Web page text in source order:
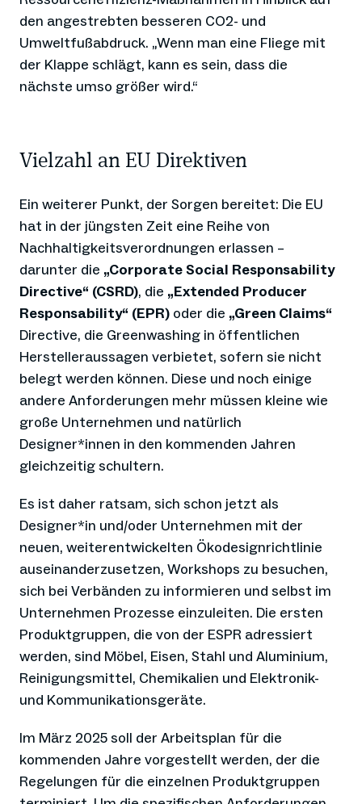
den angestrebten besseren CO2- und
Umweltfußabdruck. „Wenn man eine Fliege mit
der Klappe schlägt, kann es sein, dass die
nächste umso größer wird.“
Vielzahl an EU Direktiven
Ein weiterer Punkt, der Sorgen bereitet: Die EU
hat in der jüngsten Zeit eine Reihe von
Nachhaltigkeitsverordnungen erlassen –
darunter die „Corporate Social Responsability
Directive“ (CSRD), die „Extended Producer
Responsability“ (EPR) oder die „Green Claims“
Directive, die Greenwashing in öffentlichen
Herstelleraussagen verbietet, sofern sie nicht
belegt werden können. Diese und noch einige
andere Anforderungen mehr müssen kleine wie
große Unternehmen und natürlich
Designer*innen in den kommenden Jahren
gleichzeitig schultern.
Es ist daher ratsam, sich schon jetzt als
Designer*in und/oder Unternehmen mit der
neuen, weiterentwickelten Ökodesignrichtlinie
auseinanderzusetzen, Workshops zu besuchen,
sich bei Verbänden zu informieren und selbst im
Unternehmen Prozesse einzuleiten. Die ersten
Produktgruppen, die von der ESPR adressiert
werden, sind Möbel, Eisen, Stahl und Aluminium,
Reinigungsmittel, Chemikalien und Elektronik-
und Kommunikationsgeräte.
Im März 2025 soll der Arbeitsplan für die
kommenden Jahre vorgestellt werden, der die
Regelungen für die einzelnen Produktgruppen